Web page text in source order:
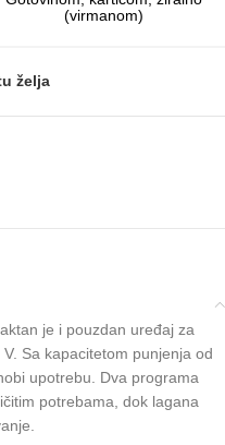
(virmanom)
želja
je i pouzdan uređaj za
Sa kapacitetom punjenja od
upotrebu. Dva programa
potrebama, dok lagana